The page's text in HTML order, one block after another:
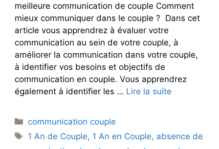
meilleure communication de couple Comment
mieux communiquer dans le couple ? Dans cet
article vous apprendrez à évaluer votre
communication au sein de votre couple, à
améliorer la communication dans votre couple,
à identifier vos besoins et objectifs de
communication en couple. Vous apprendrez
également à identifier les … Lire la suite
Catégories
communication couple
Étiquettes
1 An de Couple, 1 An en Couple, absence de